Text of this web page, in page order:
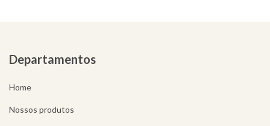
Departamentos
Home
Nossos produtos